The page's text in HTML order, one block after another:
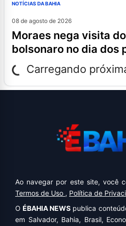
NOTÍCIAS DA BAHIA
08 de agosto de 2026
moraes nega visita dos filhos a
bolsonaro no dia dos
Carregando
Ao navegar por este site, você
Termos de Uso , Política de
OÉBAHIA NEWS publica
em Salvador, Bahia, Brasil,